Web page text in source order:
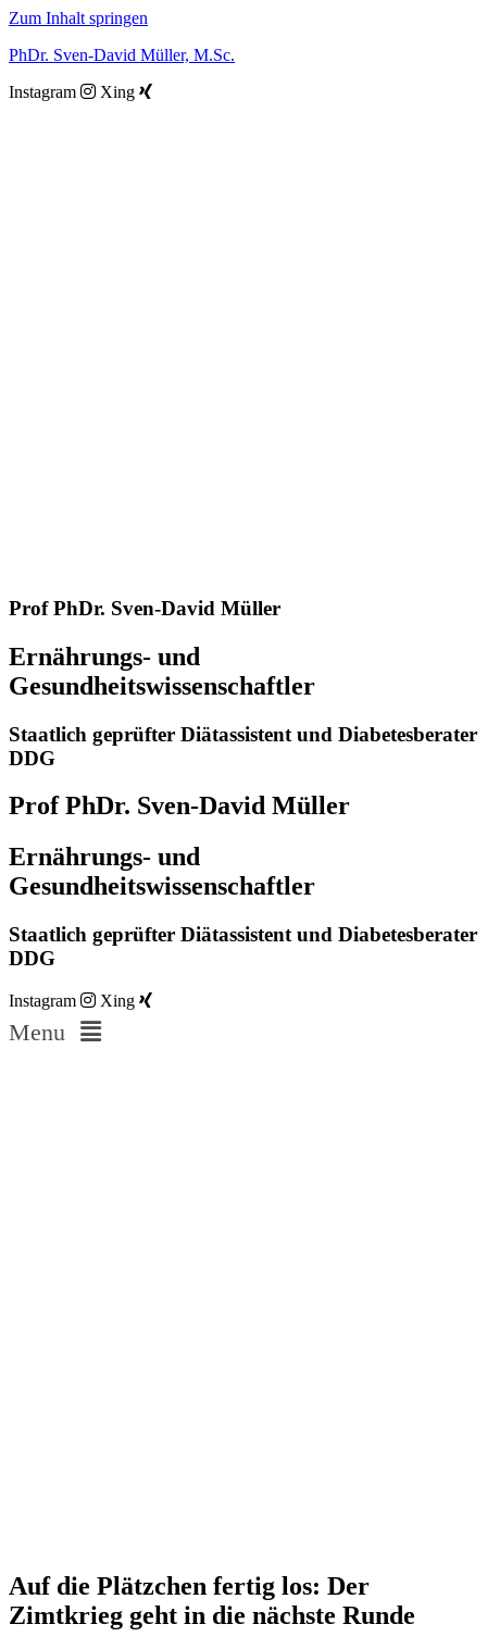
Zum Inhalt springen
PhDr. Sven-David Müller, M.Sc.
Instagram
Xing
Prof PhDr. Sven-David Müller
Ernährungs- und
Gesundheitswissenschaftler
Staatlich geprüfter Diätassistent und Diabetesberater
DDG
Prof PhDr. Sven-David Müller
Ernährungs- und
Gesundheitswissenschaftler
Staatlich geprüfter Diätassistent und Diabetesberater
DDG
Instagram Xing
Menu
Auf die Plätzchen fertig los: Der
Zimtkrieg geht in die nächste Runde